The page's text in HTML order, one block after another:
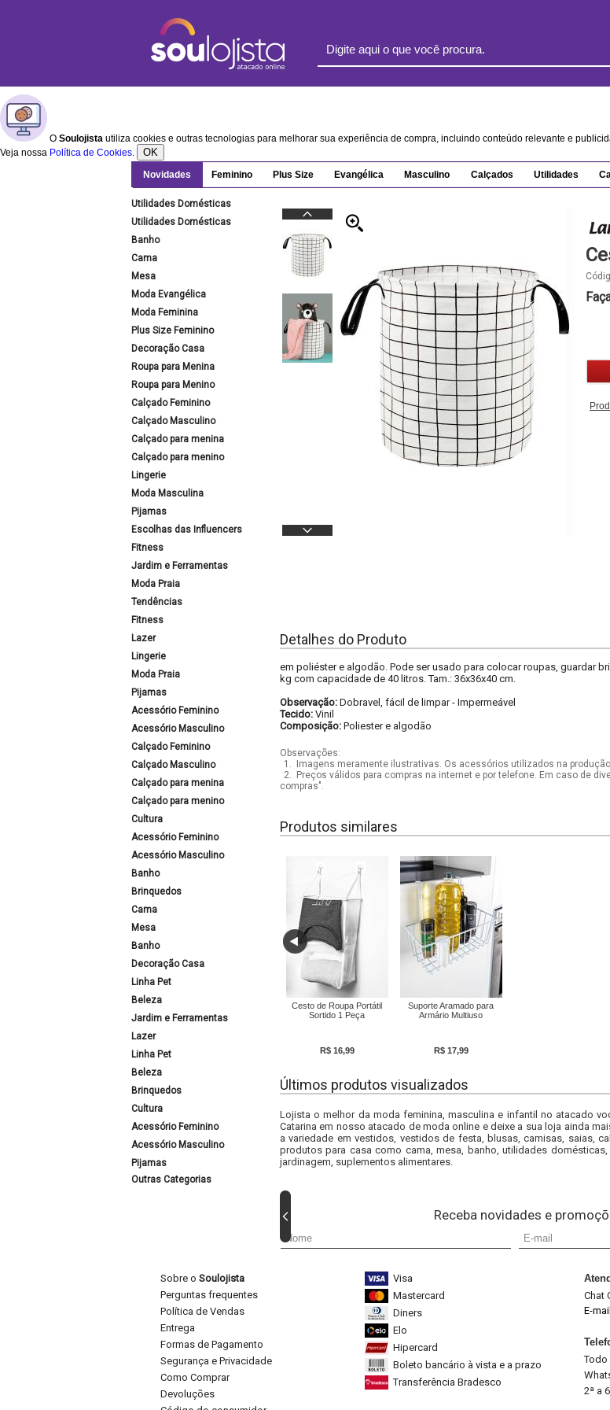
O Soulojista utiliza cookies e outras tecnologias para melhorar sua experiência de compra, incluindo conteúdo relevante e
Veja nossa Política de Cookies. OK
Novidades Feminino Plus Size Evangélica Masculino Calçados Utilidades
Utilidades Domésticas
Utilidades Domésticas
Banho
Cama
Mesa
Moda Evangélica
Moda Feminina
Plus Size Feminino
Decoração Casa
Roupa para Menina
Roupa para Menino
Calçado Feminino
Calçado Masculino
Calçado para menina
Calçado para menino
Lingerie
Moda Masculina
Pijamas
Escolhas das Influencers
Fitness
Jardim e Ferramentas
Moda Praia
Tendências
Fitness
Lazer
Lingerie
Moda Praia
Pijamas
Acessório Feminino
Acessório Masculino
Calçado Feminino
Calçado Masculino
Calçado para menina
Calçado para menino
Cultura
Acessório Feminino
Acessório Masculino
Banho
Brinquedos
Cama
Mesa
Banho
Decoração Casa
Linha Pet
Beleza
Jardim e Ferramentas
Lazer
Linha Pet
Beleza
Brinquedos
Cultura
Acessório Feminino
Acessório Masculino
Pijamas
Outras Categorias
Detalhes do Produto
em poliéster e algodão. Pode ser usado para colocar roupas, guardar
kg com capacidade de 40 litros. Tam.: 36x36x40 cm.
Observação: Dobravel, fácil de limpar- Impermeável
Tecido: Vinil
Composição: Poliester e algodão
Observações:
1.
Imagens meramente ilustrativas. Os acessórios utilizados na
2.
Preços válidos para compras na internet e por telefone. Em caso de
compras".
Produtos similares
Cesto de Roupa Portátil
Sortido 1 Peça
R$ 16,99
Suporte Aramado para
Armário Multiuso
R$ 17,99
Últimos produtos visualizados
Lojista o melhor da moda feminina, masculina e infantil no atacado
Catarina em nosso atacado de moda online e deixe a sua loja ainda
a variedade em vestidos, vestidos de festa, blusas, camisas, saias,
produtos para casa como cama, mesa, banho, utilidades
jardinagem, suplementos alimentares.
Receba novidades e
Sobre o Soulojista
Perguntas frequentes
Política de Vendas
Entrega
Formas de Pagamento
Segurança e Privacidade
Como Comprar
Devoluções
Visa
Mastercard
Diners
Elo
Hipercard
Boleto bancário à vista e a prazo
Transferência Bradesco
Chat
E-mail
Todo
2ª a